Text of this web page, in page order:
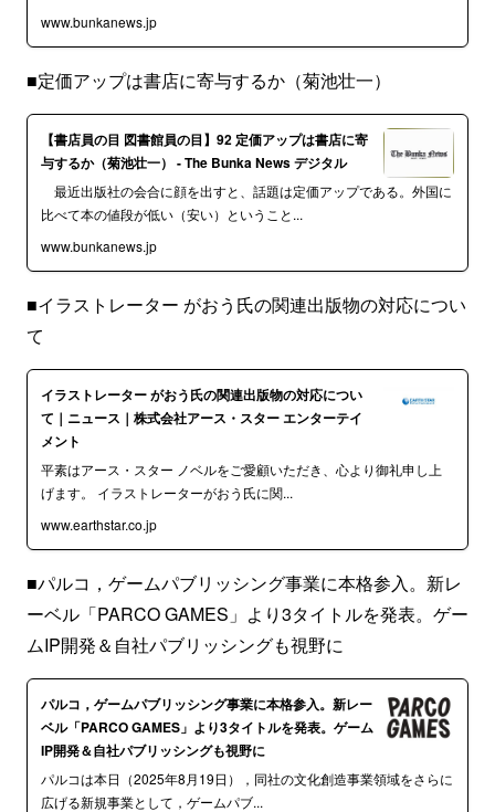
www.bunkanews.jp
■定価アップは書店に寄与するか（菊池壮一）
【書店員の目 図書館員の目】92 定価アップは書店に寄
与するか（菊池壮一） - The Bunka News デジタル
最近出版社の会合に顔を出すと、話題は定価アップである。外国に
比べて本の値段が低い（安い）ということ...
www.bunkanews.jp
■イラストレーター がおう氏の関連出版物の対応につい
て
イラストレーター がおう氏の関連出版物の対応につい
て｜ニュース｜株式会社アース・スター エンターテイ
メント
平素はアース・スター ノベルをご愛顧いただき、心より御礼申し上
げます。 イラストレーターがおう氏に関...
www.earthstar.co.jp
■パルコ，ゲームパブリッシング事業に本格参入。新レ
ーベル「PARCO GAMES」より3タイトルを発表。ゲー
ムIP開発＆自社パブリッシングも視野に
パルコ，ゲームパブリッシング事業に本格参入。新レー
ベル「PARCO GAMES」より3タイトルを発表。ゲーム
IP開発＆自社パブリッシングも視野に
パルコは本日（2025年8月19日），同社の文化創造事業領域をさらに
広げる新規事業として，ゲームパブ...